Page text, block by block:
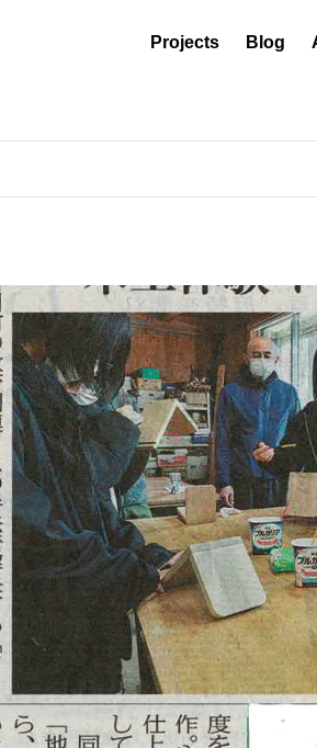
Projects Blog